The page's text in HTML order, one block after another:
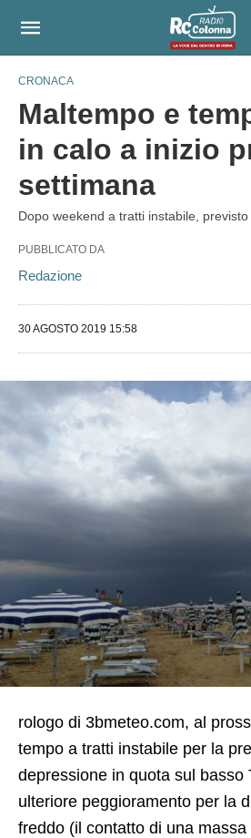
CRONACA
Maltempo e
in calo a inizio
settimana
Dopo weekend a tratti instabile,
PUBBLICATO DA
Redazione
30 AGOSTO 2019 15:58
rologo di 3bmeteo.com, al
tempo a tratti instabile per la
depressione in quota sul basso
ulteriore peggioramento per la
freddo (il contatto di una massa